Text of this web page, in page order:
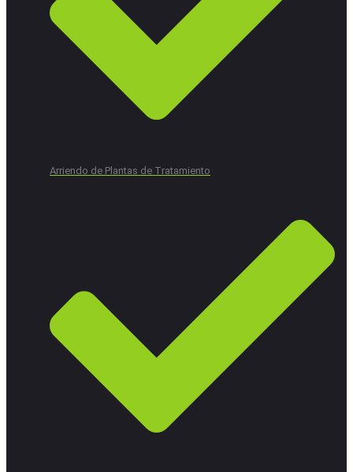
Arriendo de Plantas de Tratamiento